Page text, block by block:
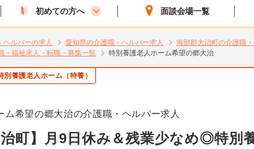
初めての方へ 面談会場一覧
ヘルパーの求人 愛知県の介護職・ヘルパー求人
海部郡大治町の介護職
・福祉求人・転職・募集一覧
特別養護老人ホーム希望の郷大治
別養護老人ホーム（特養）
ム希望の郷大治の介護職・ヘルパー求人
治町】月9日休み＆残業少なめ◎特別